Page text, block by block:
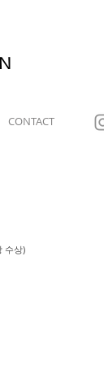
CONTACT
수상)